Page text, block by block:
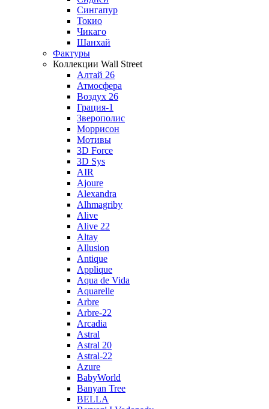
Сингапур
Токио
Чикаго
Шанхай
Фактуры
Коллекции Wall Street
Алтай 26
Атмосфера
Воздух 26
Грация-1
Зверополис
Моррисон
Мотивы
3D Force
3D Sys
AIR
Ajoure
Alexandra
Alhmagriby
Alive
Alive 22
Altay
Allusion
Antique
Applique
Aqua de Vida
Aquarelle
Arbre
Arbre-22
Arcadia
Astral
Astral 20
Astral-22
Azure
BabyWorld
Banyan Tree
BELLA